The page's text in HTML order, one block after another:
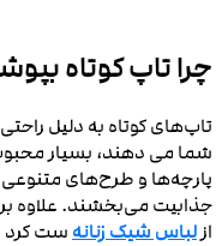
چرا تاپ کوتاه
تاپ‌های کوتاه به دلیل
شما می‌ دهند، بسیار
پارچه‌ها و طرح‌های
جذابیت می‌بخشند. علاوه بر
ازلباس‌ شیک زنانه ست کرد